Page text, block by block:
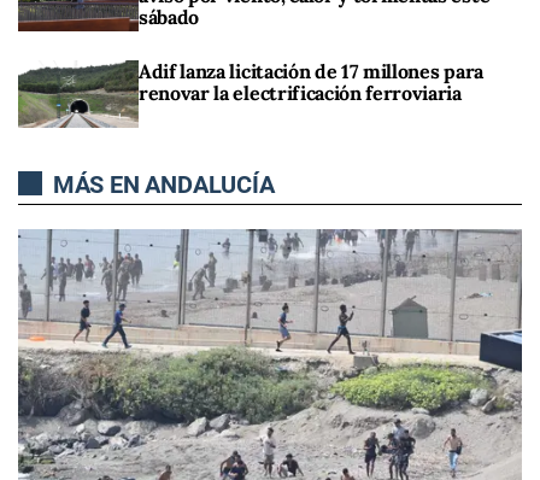
sábado
Adif lanza licitación de 17 millones para
renovar la electrificación ferroviaria
MÁS EN ANDALUCÍA